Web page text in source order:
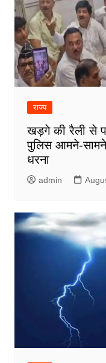
राज्य
खड़गे की रैली से
पुलिस आमने-
धरना
admin